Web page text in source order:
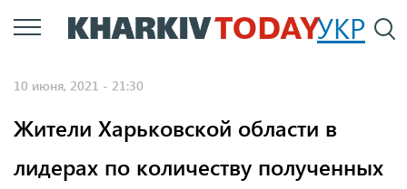
Перейти
к
УКР
10 июня, 2021 - 21:30
Жители Харьковской области в
лидерах по количеству полученных